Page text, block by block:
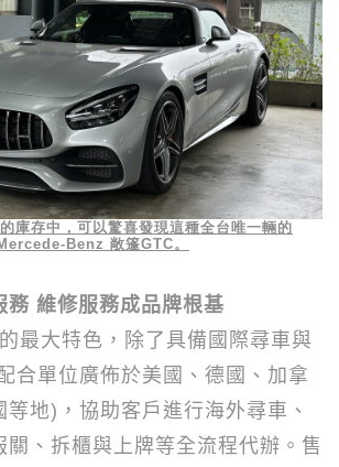
庫存中，可以驚喜發現這種全台唯一輛的
Benz 敞篷GTC。
務 維修服務成品牌根基
大特色，除了具備國際尋車與
合單位廣佈於美國、德國、加拿
等地) ，協助客戶進行海外尋車、
關、拆櫃與上牌等全流程代辦。售